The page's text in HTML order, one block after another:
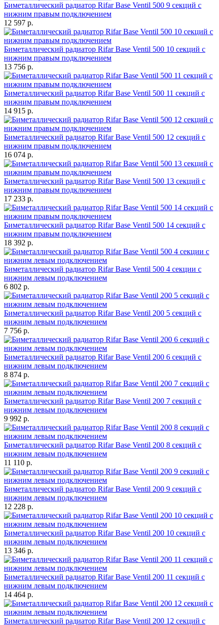
Биметаллический радиатор Rifar Base Ventil 500 9 секций с
нижним правым подключением
12 597 р.
Биметаллический радиатор Rifar Base Ventil 500 10 секций с
нижним правым подключением
13 756 р.
Биметаллический радиатор Rifar Base Ventil 500 11 секций с
нижним правым подключением
14 915 р.
Биметаллический радиатор Rifar Base Ventil 500 12 секций с
нижним правым подключением
16 074 р.
Биметаллический радиатор Rifar Base Ventil 500 13 секций с
нижним правым подключением
17 233 р.
Биметаллический радиатор Rifar Base Ventil 500 14 секций с
нижним правым подключением
18 392 р.
Биметаллический радиатор Rifar Base Ventil 500 4 секции с
нижним левым подключением
6 802 р.
Биметаллический радиатор Rifar Base Ventil 200 5 секций с
нижним левым подключением
7 756 р.
Биметаллический радиатор Rifar Base Ventil 200 6 секций с
нижним левым подключением
8 874 р.
Биметаллический радиатор Rifar Base Ventil 200 7 секций с
нижним левым подключением
9 992 р.
Биметаллический радиатор Rifar Base Ventil 200 8 секций с
нижним левым подключением
11 110 р.
Биметаллический радиатор Rifar Base Ventil 200 9 секций с
нижним левым подключением
12 228 р.
Биметаллический радиатор Rifar Base Ventil 200 10 секций с
нижним левым подключением
13 346 р.
Биметаллический радиатор Rifar Base Ventil 200 11 секций с
нижним левым подключением
14 464 р.
Биметаллический радиатор Rifar Base Ventil 200 12 секций с